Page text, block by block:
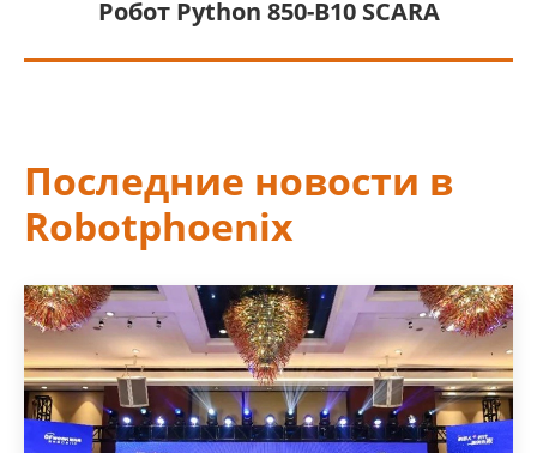
Робот Python 850-B10 SCARA
Последние новости в
Robotphoenix